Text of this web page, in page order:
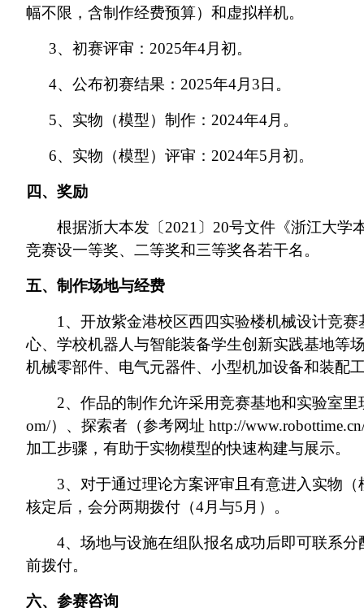
幅不限，含制作经费预算）和虚拟样机。
3、初赛评审：2025年4月初。
4、公布初赛结果：2025年4月3日。
5、实物（模型）制作：2024年4月。
6、实物（模型）评审：2024年5月初。
四、奖励
根据浙大本发〔2021〕20号文件《浙江大学
竞赛设一等奖、二等奖和三等奖各若干名。
五、制作场地与经费
1、开放紫金港校区西四实验楼机械设计竞
心、学校机器人与智能装备学生创新实践基地等
机械零部件、电气元器件、小型机加设备和装配
2、作品的制作允许采用竞赛基地和实验室里
om/）、探索者（参考网址 http://
加工步骤，有助于实物模型的快速构建与展示。
3、对于通过理论方案评审且有意进入实物
核定后，会分两期拨付（4月与5月）。
4、场地与设施在组队报名成功后即可联系
前拨付。
六、参赛咨询